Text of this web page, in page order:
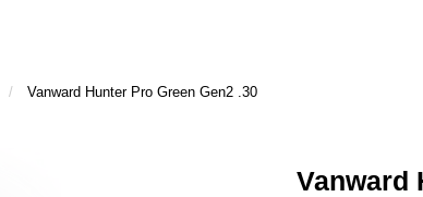
Vanward Hunter Pro Green Gen2 .30
Vanward